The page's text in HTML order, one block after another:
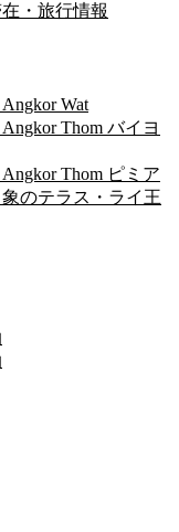
・旅行情報
Wat
Thom バイヨ
Thom ピミア
のテラス・ライ王